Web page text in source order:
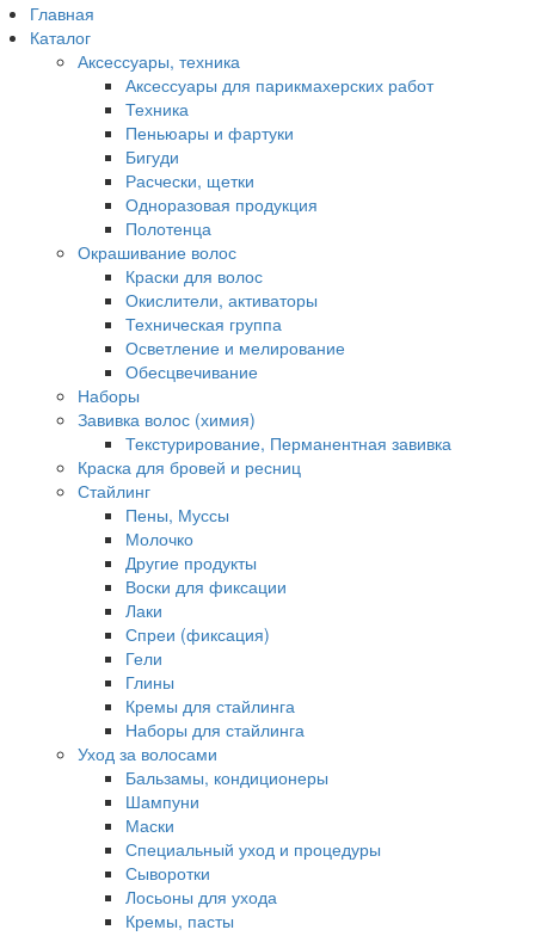
Главная
Каталог
Аксессуары, техника
Аксессуары для парикмахерских работ
Техника
Пеньюары и фартуки
Бигуди
Расчески, щетки
Одноразовая продукция
Полотенца
Окрашивание волос
Краски для волос
Окислители, активаторы
Техническая группа
Осветление и мелирование
Обесцвечивание
Наборы
Завивка волос (химия)
Текстурирование, Перманентная завивка
Краска для бровей и ресниц
Стайлинг
Пены, Муссы
Молочко
Другие продукты
Воски для фиксации
Лаки
Спреи (фиксация)
Гели
Глины
Кремы для стайлинга
Наборы для стайлинга
Уход за волосами
Бальзамы, кондиционеры
Шампуни
Маски
Специальный уход и процедуры
Сыворотки
Лосьоны для ухода
Кремы, пасты